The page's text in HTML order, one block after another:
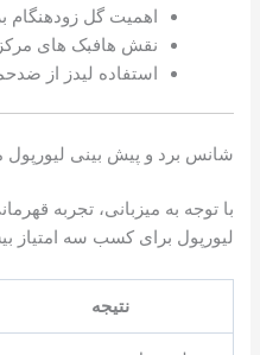
اهمیت گل زودهنگام
نقش هافبک های
استفاده لیدز از
شانس برد و پیش بینی لیورپول
با توجه به میزبانی، تجربه
لیورپول برای کسب سه امتیاز
نتیجه